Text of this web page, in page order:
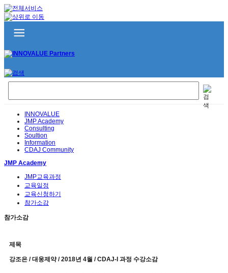
INNOVALUE
JMP Academy
Consulting
Soultion
Information
CDAJ Community
JMP Academy
JMP교육과정
교육일정
교육신청하기
참가소감
참가소감
제목
강조은 / 대웅제약 / 2018년 4월 / CDAJ-I 과정 수강소감